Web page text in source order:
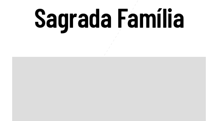
Sagrada Família